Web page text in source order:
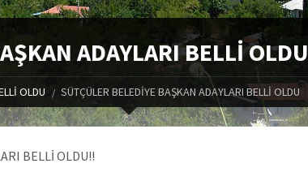
ADAYLARI BELLİ OLDU
OLDU SÜTÇÜLER BELEDİYE BAŞKAN ADAYLARI BELLİ OLDU
BELLİ OLDU!!